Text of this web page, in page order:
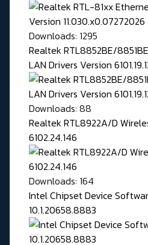
Downloads: 1295
Realtek RTL8852BE/
LAN Drivers Version
Downloads: 88
Realtek RTL8922A/D
6102.24.146
Downloads: 164
Intel Chipset Device
10.1.20658.8883